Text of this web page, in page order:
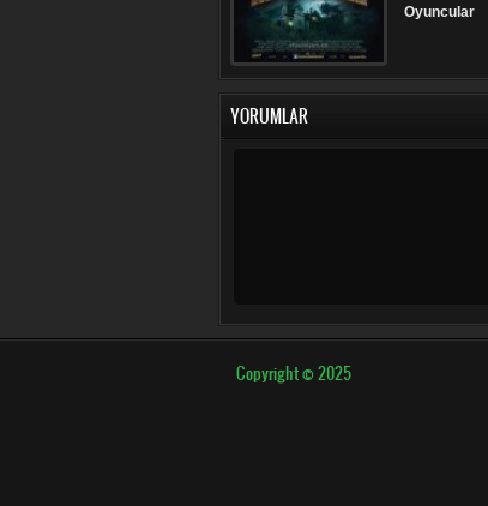
Oyuncular
YORUMLAR
Copyright © 2025